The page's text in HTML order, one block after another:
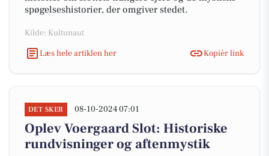
spøgelseshistorier, der omgiver stedet.
Kilde: Kultunaut
Læs hele artiklen her
Kopiér link
DET SKER 08-10-2024 07:01
Oplev Voergaard Slot: Historiske
rundvisninger og aftenmystik